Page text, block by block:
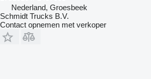
Nederland, Groesbeek
Schmidt Trucks B.V.
Contact opnemen met verkoper